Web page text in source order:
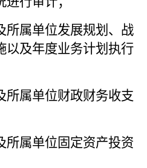
所属单位发展规划、战
以及年度业务计划执行
所属单位财政财务收支
所属单位固定资产投资